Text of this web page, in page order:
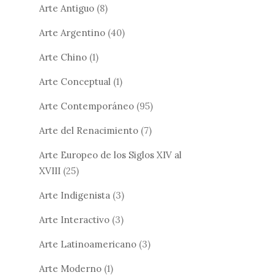
Arte Antiguo (8)
Arte Argentino (40)
Arte Chino (1)
Arte Conceptual (1)
Arte Contemporáneo (95)
Arte del Renacimiento (7)
Arte Europeo de los Siglos XIV al
XVIII (25)
Arte Indigenista (3)
Arte Interactivo (3)
Arte Latinoamericano (3)
Arte Moderno (1)